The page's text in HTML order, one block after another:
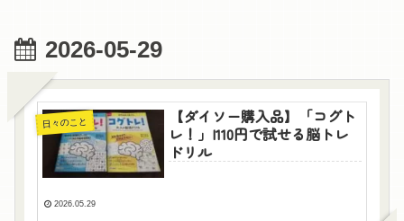
2026-05-29
日々のこと
【ダイソー購入品】「コグト
レ！」|110円で試せる脳トレ
ドリル
2026.05.29